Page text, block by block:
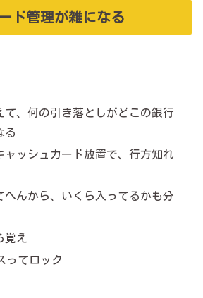
ド管理が雑になる
て、何の引き落としがどこの銀行
る
ャッシュカード放置で、行方知れ
へんから、いくら入ってるかも分
覚え
ってロック